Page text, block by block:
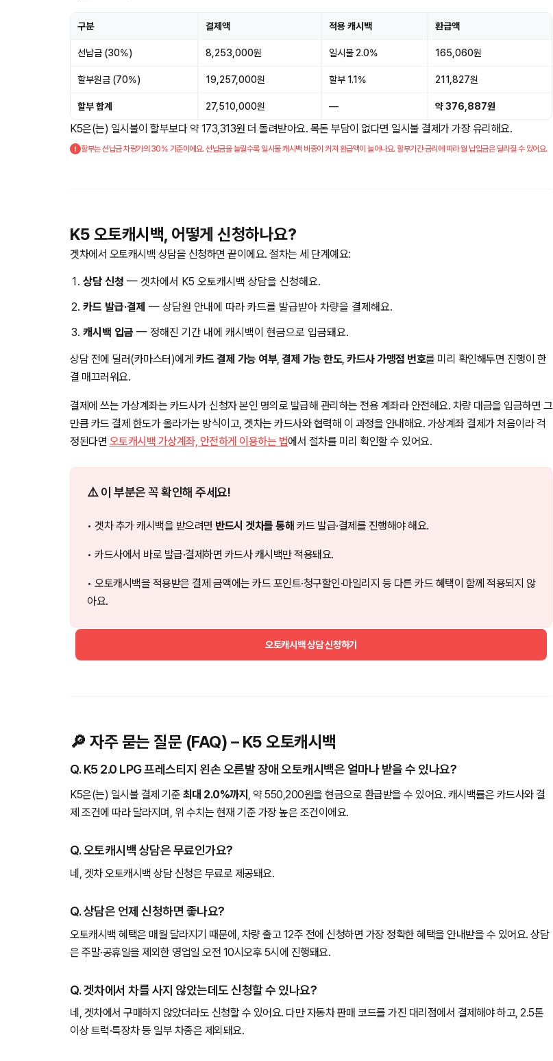
구분 결제액 적용 캐시백 환급액
선납금 (30%) 8,253,000원 일시불 2.0% 165,060원
할부원금 (70%) 19,257,000원 할부 1.1% 211,827원
할부 합계 27,510,000원 — 약 376,887원
K5은(는) 일시불이 할부보다 약 173,313원 더 돌려받아요. 목돈 부담이 없다면 일시불 결제가 가장 유리해요.
할부는 선납금 차량가의 30% 기준이에요. 선납금을 늘릴수록 일시불 캐시백 비중이 커져 환급액이 늘어나요. 할부기간·금리에 따라 월 납입금은 달라질 수 있어요.
K5 오토캐시백, 어떻게 신청하나요?
겟차에서 오토캐시백 상담을 신청하면 끝이에요. 절차는 세 단계예요:
상담 신청 — 겟차에서 K5 오토캐시백 상담을 신청해요.
카드 발급·결제 — 상담원 안내에 따라 카드를 발급받아 차량을 결제해요.
캐시백 입금 — 정해진 기간 내에 캐시백이 현금으로 입금돼요.
상담 전에 딜러(카마스터)에게 카드 결제 가능 여부, 결제 가능 한도, 카드사 가맹점 번호를 미리 확인해두면 진행이 한
결 매끄러워요.
결제에 쓰는 가상계좌는 카드사가 신청자 본인 명의로 발급해 관리하는 전용 계좌라 안전해요. 차량 대금을 입금하면 그
만큼 카드 결제 한도가 올라가는 방식이고, 겟차는 카드사와 협력해 이 과정을 안내해요. 가상계좌 결제가 처음이라 걱
정된다면 오토캐시백 가상계좌, 안전하게 이용하는 법에서 절차를 미리 확인할 수 있어요.
⚠️ 이 부분은 꼭 확인해 주세요!
• 겟차 추가 캐시백을 받으려면 반드시 겟차를 통해 카드 발급·결제를 진행해야 해요.
• 카드사에서 바로 발급·결제하면 카드사 캐시백만 적용돼요.
• 오토캐시백을 적용받은 결제 금액에는 카드 포인트·청구할인·마일리지 등 다른 카드 혜택이 함께 적용되지 않
아요.
오토캐시백 상담 신청하기
🔎 자주 묻는 질문 (FAQ) – K5 오토캐시백
Q. K5 2.0 LPG 프레스티지 왼손 오른발 장애 오토캐시백은 얼마나 받을 수 있나요?
K5은(는) 일시불 결제 기준 최대 2.0%까지 , 약 550,200원을 현금으로 환급받을 수 있어요. 캐시백률은 카드사와 결
제 조건에 따라 달라지며, 위 수치는 현재 기준 가장 높은 조건이에요.
Q. 오토캐시백 상담은 무료인가요?
네, 겟차 오토캐시백 상담 신청은 무료로 제공돼요.
Q. 상담은 언제 신청하면 좋나요?
오토캐시백 혜택은 매월 달라지기 때문에, 차량 출고 12주 전에 신청하면 가장 정확한 혜택을 안내받을 수 있어요. 상담
은 주말·공휴일을 제외한 영업일 오전 10시오후 5시에 진행돼요.
Q. 겟차에서 차를 사지 않았는데도 신청할 수 있나요?
네, 겟차에서 구매하지 않았더라도 신청할 수 있어요. 다만 자동차 판매 코드를 가진 대리점에서 결제해야 하고, 2.5톤
이상 트럭·특장차 등 일부 차종은 제외돼요.